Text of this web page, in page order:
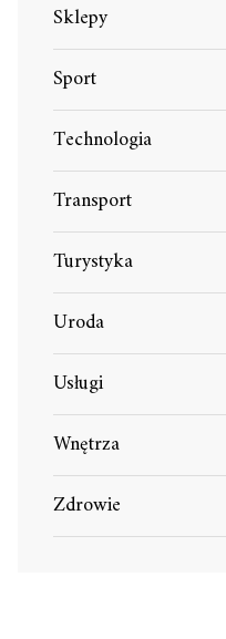
Sklepy
Sport
Technologia
Transport
Turystyka
Uroda
Usługi
Wnętrza
Zdrowie